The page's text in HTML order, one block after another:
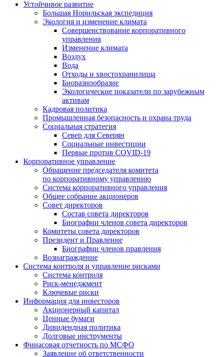
Устойчивое развитие
Большая Норильская экспедиция
Экология и изменение климата
Совершенствование корпоративного
управления
Изменение климата
Воздух
Вода
Отходы и хвостохранилища
Биоразнообразие
Экологические показатели по зарубежным
активам
Кадровая политика
Промышленная безопасность и охрана труда
Социальная стратегия
Север для Северян
Социальные инвестиции
Первые против COVID‑19
Корпоративное управление
Обращение председателя комитета
по корпоративному управлению
Система корпоративного управления
Общее собрание акционеров
Совет директоров
Состав совета директоров
Биографии членов совета директоров
Комитеты совета директоров
Президент и Правление
Биографии членов правления
Вознаграждение
Система контроля и управление рисками
Система контроля
Риск-менеджмент
Ключевые риски
Информация для инвесторов
Акционерный капитал
Ценные бумаги
Дивидендная политика
Долговые инструменты
Финасовая отчетность по МСФО
Заявление об ответственности